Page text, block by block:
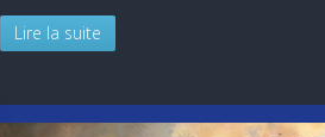
Lire la suite